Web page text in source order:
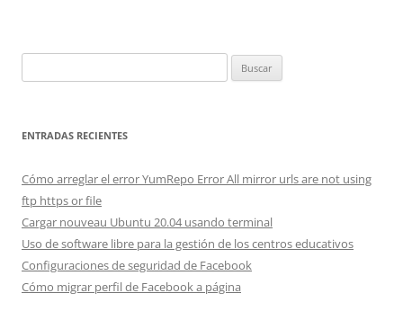
ENTRADAS RECIENTES
Cómo arreglar el error YumRepo Error All mirror urls are not using
ftp https or file
Cargar nouveau Ubuntu 20.04 usando terminal
Uso de software libre para la gestión de los centros educativos
Configuraciones de seguridad de Facebook
Cómo migrar perfil de Facebook a página